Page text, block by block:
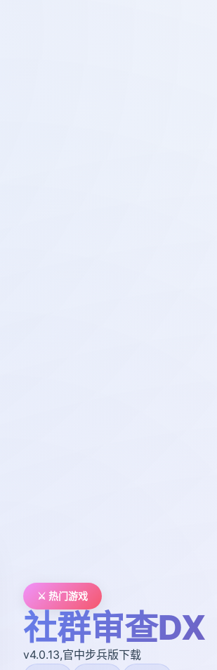
⚔️ 热门游戏
社群审查DX
v4.0.13,官中步兵版下载